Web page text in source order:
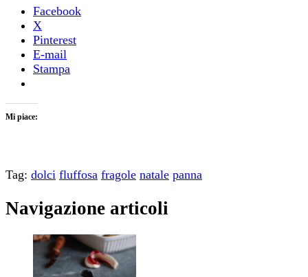
Facebook
X
Pinterest
E-mail
Stampa
Mi piace:
Tag: dolci fluffosa fragole natale panna
Navigazione articoli